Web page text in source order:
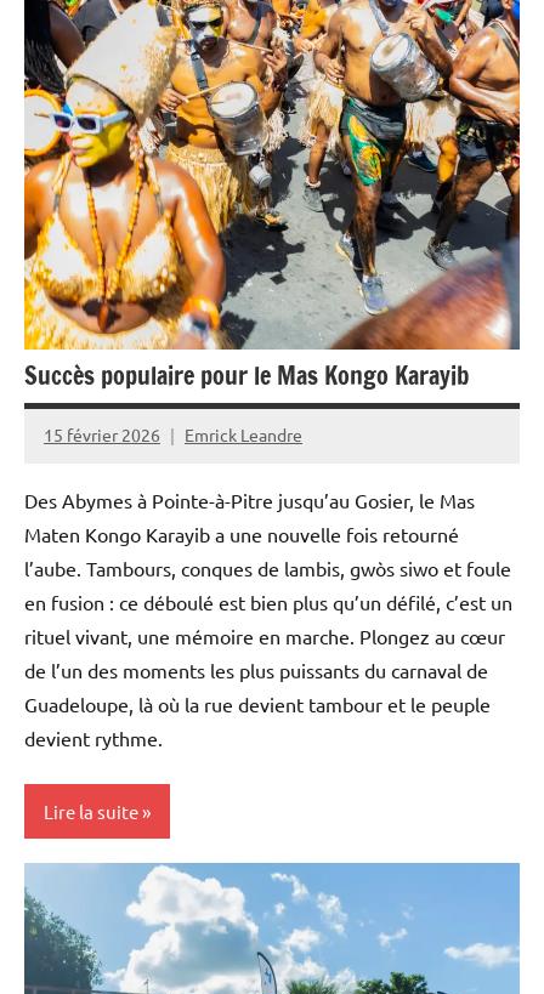
Culture
Guadeloupe
Interviews
Outremer
Société
Succès populaire pour le Mas Kongo Karayib
15 février 2026 Emrick Leandre
Des Abymes à Pointe-à-Pitre jusqu’au Gosier, le Mas
Maten Kongo Karayib a une nouvelle fois retourné
l’aube. Tambours, conques de lambis, gwòs siwo et foule
en fusion : ce déboulé est bien plus qu’un défilé, c’est un
rituel vivant, une mémoire en marche. Plongez au cœur
de l’un des moments les plus puissants du carnaval de
Guadeloupe, là où la rue devient tambour et le peuple
devient rythme.
Lire la suite
Guyane
Blog